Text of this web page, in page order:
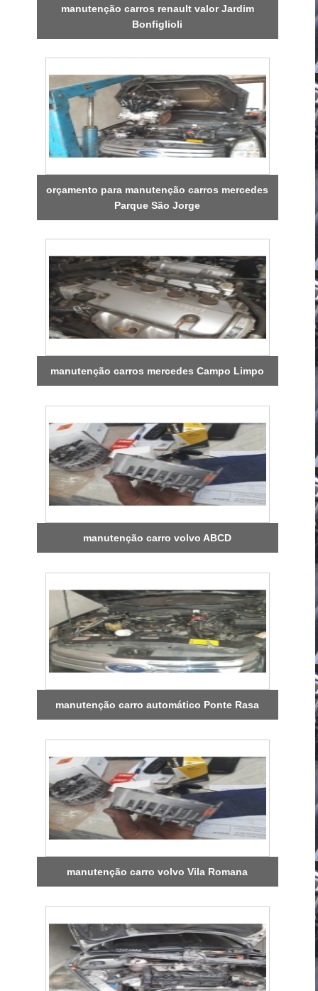
manutenção carros renault valor Jardim
Bonfiglioli
orçamento para manutenção carros mercedes
Parque São Jorge
manutenção carros mercedes Campo Limpo
manutenção carro volvo ABCD
manutenção carro automático Ponte Rasa
manutenção carro volvo Vila Romana